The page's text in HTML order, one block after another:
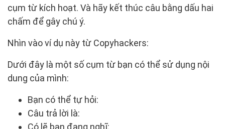
cụm từ kích hoạt. Và hãy kết thúc câu bằng dấu hai
chấm để gây chú ý.
Nhìn vào ví dụ này từ Copyhackers:
Dưới đây là một số cụm từ bạn có thể sử dụng nội
dung của mình:
Bạn có thể tự hỏi:
Câu trả lời là:
Có lẽ bạn đang nghĩ: